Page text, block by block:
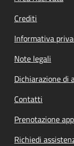
Crediti
Informativa
Note legali
Dichiarazione di
Contatti
Prenotazione
Richiedi